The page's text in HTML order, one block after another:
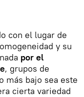
con el lugar de
y su
por el
, grupos de
más bajo sea este
cierta variedad